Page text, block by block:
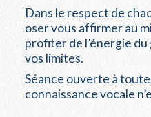
Dans le respect de
oser vous affirmer au
profiter de l’énergie
vos limites.
Séance ouverte à
connaissance vocale